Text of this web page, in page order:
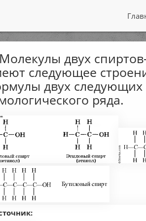
двух
следующее
двух следующих
ряда.